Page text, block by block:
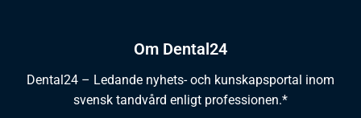
Om Dental24
Dental24 – Ledande nyhets- och kunskapsportal inom
svensk tandvård enligt professionen.*